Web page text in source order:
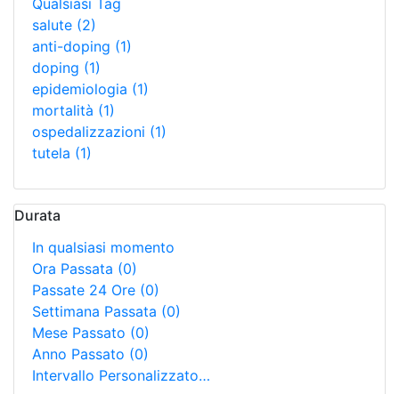
Qualsiasi Tag
salute (2)
anti-doping (1)
doping (1)
epidemiologia (1)
mortalità (1)
ospedalizzazioni (1)
tutela (1)
Durata
In qualsiasi momento
Ora Passata (0)
Passate 24 Ore (0)
Settimana Passata (0)
Mese Passato (0)
Anno Passato (0)
Intervallo Personalizzato…